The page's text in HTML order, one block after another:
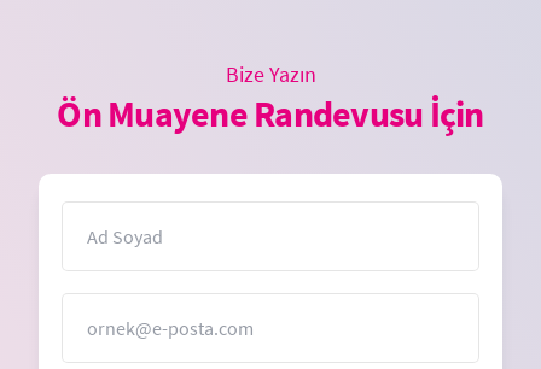
Bize Yazın
Ön Muayene Randevusu İçin